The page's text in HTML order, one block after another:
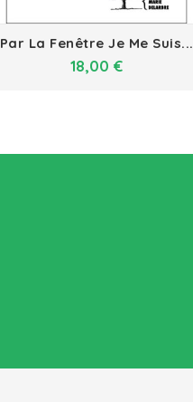
Par La Fenêtre Je Me Suis...
Prix
18,00 €